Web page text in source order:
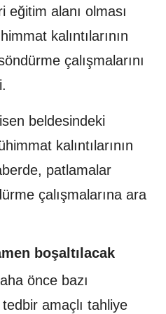
eğitim alanı olması
kalıntılarının
çalışmalarını
beldesindeki
kalıntılarının
patlamalar
çalışmalarına ara
boşaltılacak
önce bazı
amaçlı tahliye